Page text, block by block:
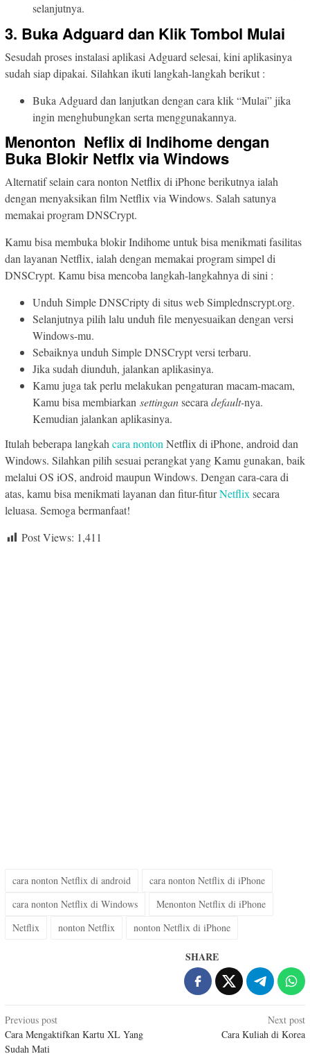
selanjutnya.
3. Buka Adguard dan Klik Tombol Mulai
Sesudah proses instalasi aplikasi Adguard selesai, kini aplikasinya
sudah siap dipakai. Silahkan ikuti langkah-langkah berikut :
Buka Adguard dan lanjutkan dengan cara klik “Mulai” jika
ingin menghubungkan serta menggunakannya.
Menonton Neflix di Indihome dengan
Buka Blokir Netflx via Windows
Alternatif selain cara nonton Netflix di iPhone berikutnya ialah
dengan menyaksikan film Netflix via Windows. Salah satunya
memakai program DNSCrypt.
Kamu bisa membuka blokir Indihome untuk bisa menikmati fasilitas
dan layanan Netflix, ialah dengan memakai program simpel di
DNSCrypt. Kamu bisa mencoba langkah-langkahnya di sini :
Unduh Simple DNSCripty di situs web Simplednscrypt.org.
Selanjutnya pilih lalu unduh file menyesuaikan dengan versi
Windows-mu.
Sebaiknya unduh Simple DNSCrypt versi terbaru.
Jika sudah diunduh, jalankan aplikasinya.
Kamu juga tak perlu melakukan pengaturan macam-macam,
Kamu bisa membiarkan settingansecara default-nya.
Kemudian jalankan aplikasinya.
Itulah beberapa langkah cara nonton Netflix di iPhone, android dan
Windows. Silahkan pilih sesuai perangkat yang Kamu gunakan, baik
melalui OS iOS, android maupun Windows. Dengan cara-cara di
atas, kamu bisa menikmati layanan dan fitur-fiturNetflix secara
leluasa. Semoga bermanfaat!
Post Views: 1,411
cara nonton Netflix di android
cara nonton Netflix di iPhone
cara nonton Netflix di Windows
Menonton Netflix di iPhone
Netflix
nonton Netflix nonton Netflix di iPhone
SHARE
Post
navigation
Previous post
Cara Mengaktifkan Kartu XL Yang
Sudah Mati
Next post
Cara Kuliah di Korea